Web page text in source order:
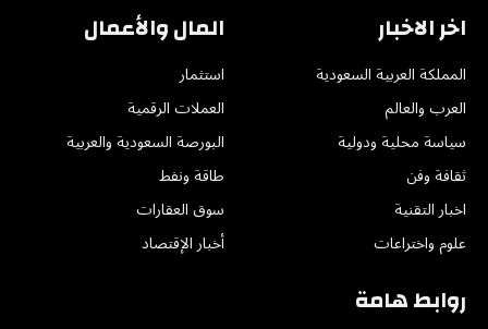
اخر الاخبار
المملكة العربية السعودية
العرب والعالم
سياسة محلية ودولية
ثقافة وفن
اخبار التقنية
علوم واختراعات
المال والأعمال
استثمار
العملات الرقمية
البورصة السعودية والعربية
طاقة ونفط
سوق العقارات
أخبار الإقتصاد
روابط هامة